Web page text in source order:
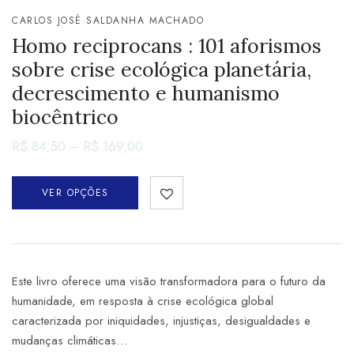
CARLOS JOSÉ SALDANHA MACHADO
Homo reciprocans : 101 aforismos
sobre crise ecológica planetária,
decrescimento e humanismo
biocêntrico
R$ 84,50 – R$ 169,00
VER OPÇÕES
Este livro oferece uma visão transformadora para o futuro da
humanidade, em resposta à crise ecológica global
caracterizada por iniquidades, injustiças, desigualdades e
mudanças climáticas…